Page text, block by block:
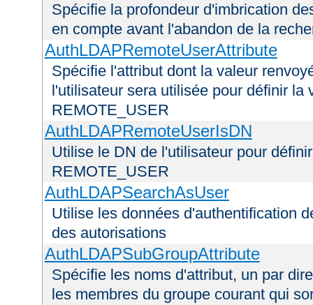
Spécifie la profondeur d'imbrication
en compte avant l'abandon de la
AuthLDAPRemoteUserAttribute
Spécifie l'attribut dont la valeur
l'utilisateur sera utilisée pour définir la
REMOTE_USER
AuthLDAPRemoteUserIsDN
Utilise le DN de l'utilisateur pour
REMOTE_USER
AuthLDAPSearchAsUser
Utilise les données d'authentification
des autorisations
AuthLDAPSubGroupAttribute
Spécifie les noms d'attribut, un par
les membres du groupe courant qui